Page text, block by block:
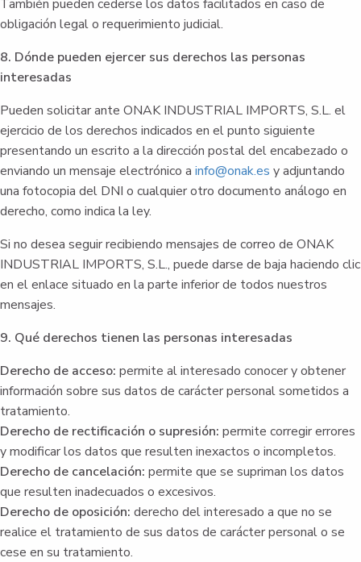
También pueden cederse los datos facilitados en caso de
obligación legal o requerimiento judicial.
8. Dónde pueden ejercer sus derechos las personas
interesadas
Pueden solicitar ante ONAK INDUSTRIAL IMPORTS, S.L. el
ejercicio de los derechos indicados en el punto siguiente
presentando un escrito a la dirección postal del encabezado o
enviando un mensaje electrónico a info@onak.es y adjuntando
una fotocopia del DNI o cualquier otro documento análogo en
derecho, como indica la ley.
Si no desea seguir recibiendo mensajes de correo de ONAK
INDUSTRIAL IMPORTS, S.L., puede darse de baja haciendo clic
en el enlace situado en la parte inferior de todos nuestros
mensajes.
9. Qué derechos tienen las personas interesadas
Derecho de acceso: permite al interesado conocer y obtener
información sobre sus datos de carácter personal sometidos a
tratamiento.
Derecho de rectificación o supresión: permite corregir errores
y modificar los datos que resulten inexactos o incompletos.
Derecho de cancelación: permite que se supriman los datos
que resulten inadecuados o excesivos.
Derecho de oposición: derecho del interesado a que no se
realice el tratamiento de sus datos de carácter personal o se
cese en su tratamiento.